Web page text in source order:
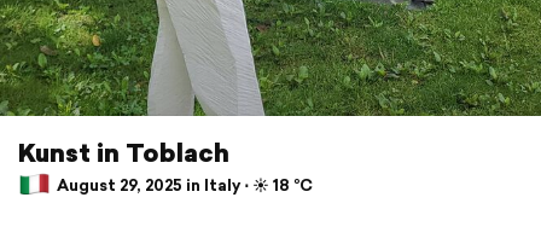
Kunst in Toblach
August 29, 2025 in Italy ⋅ ☀️ 18 °C